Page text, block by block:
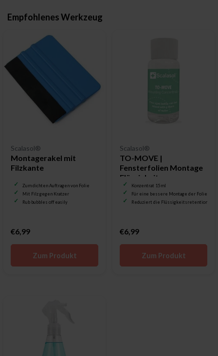
Empfohlenes Werkzeug
Scalasol®
Montagerakel mit
Filzkante
Zum dichten Auftragen von Folie
Mit Filz gegen Kratzer
Rub bubbles off easily
€6,99
Zum Produkt
Scalasol®
TO-MOVE |
Fensterfolien Montage
Flüssigkeit
Konzentrat 15 ml
Für eine bessere Montage der Folie
Reduziert die Flüssigkeitsretention
€6,99
Zum Produkt